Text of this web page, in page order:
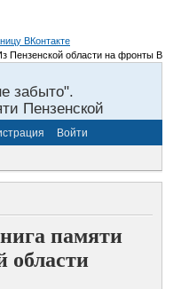
Пензенской области на фронты
забыто".
Пензенской
Войти
памяти
области